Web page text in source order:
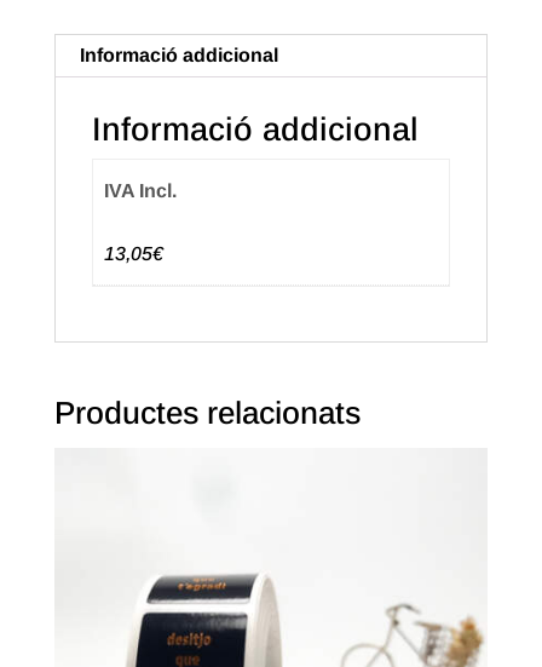
Català,
Globus
(500u.)
Informació addicional
Informació addicional
IVA Incl.
13,05€
Productes relacionats